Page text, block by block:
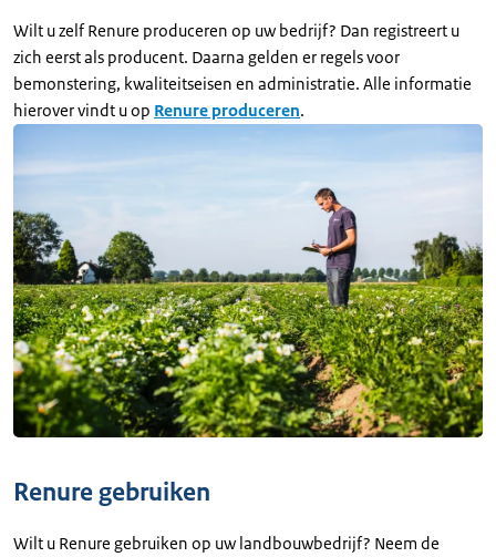
Wilt u zelf Renure produceren op uw bedrijf? Dan registreert u
zich eerst als producent. Daarna gelden er regels voor
bemonstering, kwaliteitseisen en administratie. Alle informatie
hierover vindt u op Renure produceren.
Renure gebruiken
Wilt u Renure gebruiken op uw landbouwbedrijf? Neem de